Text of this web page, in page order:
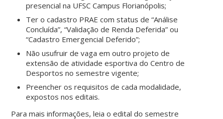
presencial na UFSC Campus Florianópolis;
Ter o cadastro PRAE com status de “Análise
Concluída”, “Validação de Renda Deferida” ou
“Cadastro Emergencial Deferido”;
Não usufruir de vaga em outro projeto de
extensão de atividade esportiva do Centro de
Desportos no semestre vigente;
Preencher os requisitos de cada modalidade,
expostos nos editais.
Para mais informações, leia o edital do semestre